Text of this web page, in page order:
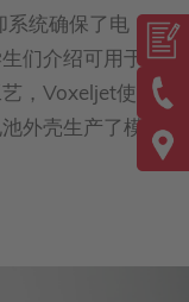
系统确保了电
们介绍可用于
，Voxeljet使
外壳生产了模